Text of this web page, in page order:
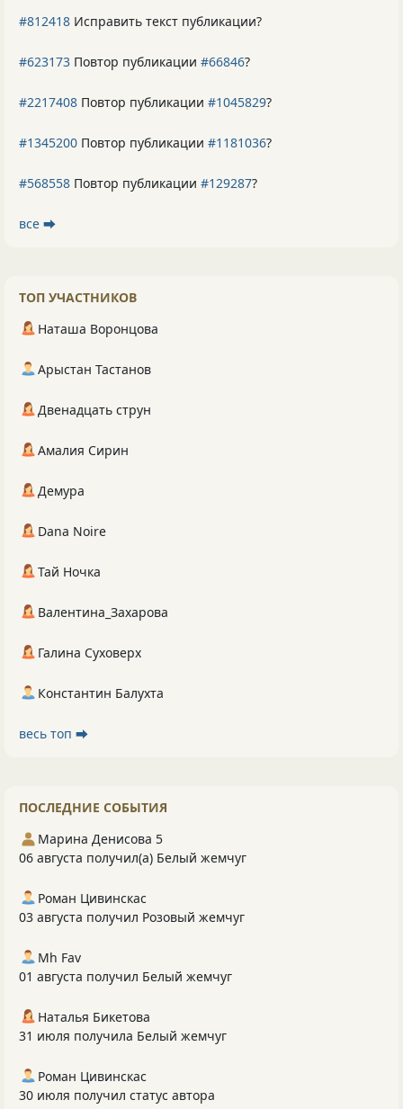
#812418 Исправить текст публикации?
#623173 Повтор публикации #66846?
#2217408 Повтор публикации #1045829?
#1345200 Повтор публикации #1181036?
#568558 Повтор публикации #129287?
все ⮕
ТОП УЧАСТНИКОВ
Наташа Воронцова
Арыстан Тастанов
Двенадцать струн
Амалия Сирин
Демура
Dana Noire
Тай Ночка
Валентина_Захарова
Галина Суховерх
Константин Балухта
весь топ ⮕
ПОСЛЕДНИЕ СОБЫТИЯ
Марина Денисова 5
06 августа получил(а) Белый жемчуг
Роман Цивинскас
03 августа получил Розовый жемчуг
Mh Fav
01 августа получил Белый жемчуг
Наталья Бикетова
31 июля получила Белый жемчуг
Роман Цивинскас
30 июля получил статус автора